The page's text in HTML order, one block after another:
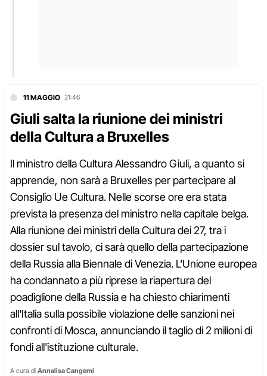
11 MAGGIO 21:46
Giuli salta la riunione dei ministri
della Cultura a Bruxelles
Il ministro della Cultura Alessandro Giuli, a quanto si
apprende, non sarà a Bruxelles per partecipare al
Consiglio Ue Cultura. Nelle scorse ore era stata
prevista la presenza del ministro nella capitale belga.
Alla riunione dei ministri della Cultura dei 27, tra i
dossier sul tavolo, ci sarà quello della partecipazione
della Russia alla Biennale di Venezia. L'Unione europea
ha condannato a più riprese la riapertura del
poadiglione della Russia e ha chiesto chiarimenti
all'Italia sulla possibile violazione delle sanzioni nei
confronti di Mosca, annunciando il taglio di 2 milioni di
fondi all'istituzione culturale.
A cura di Annalisa Cangemi